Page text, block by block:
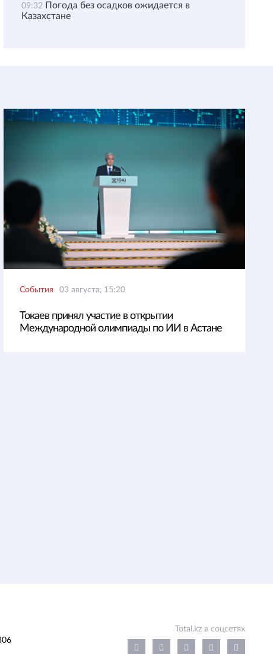
09:32 Погода без осадков ожидается в
Казахстане
События 03 августа, 15:20
Токаев принял участие в открытии
Международной олимпиады по ИИ в Астане
Total.kz в соцсетях